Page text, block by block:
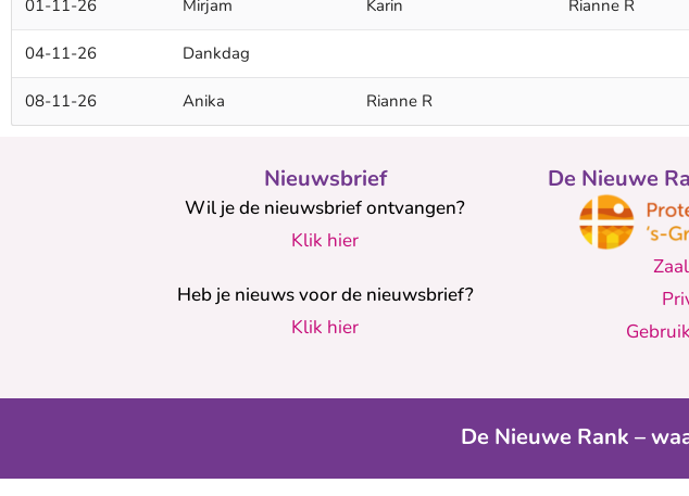
01-11-26 Mirjam Karin Rianne R
04-11-26 Dankdag
08-11-26 Anika Rianne R
Nieuwsbrief
Wil je de nieuwsbrief ontvangen?
Klik hier
Heb je nieuws voor de nieuwsbrief?
Klik hier
De Nieuwe
De Nieuwe Rank –